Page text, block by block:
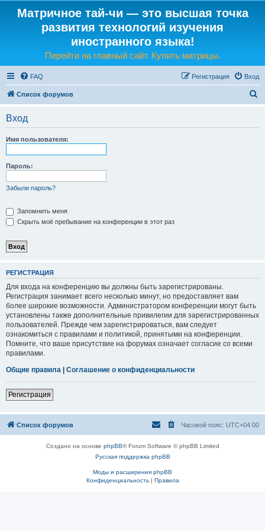
Матричное тай-чи — это высшая точка
развития технологий изучения
иностранного языка!
Перейти на главный сайт. Купить матрицы.
FAQ Вход
Регистрация
Список форумов
Вход
Имя пользователя:
Пароль:
Забыли пароль?
Запомнить меня
Скрыть моё пребывание на конференции в этот раз
РЕГИСТРАЦИЯ
Для входа на конференцию вы должны быть зарегистрированы.
Регистрация занимает всего несколько минут, но предоставляет вам
более широкие возможности. Администратором конференции могут быть
установлены также дополнительные привилегии для зарегистрированных
пользователей. Прежде чем зарегистрироваться, вам следует
ознакомиться с правилами и политикой, принятыми на конференции.
Помните, что ваше присутствие на форумах означает согласие со всеми
правилами.
Общие правила | Соглашение о конфиденциальности
Регистрация
Список форумов Часовой пояс: UTC+04:00
Создано на основе phpBB® Forum Software © phpBB Limited
Русская поддержка phpBB
Моды и расширения phpBB
Конфиденциальность| Правила